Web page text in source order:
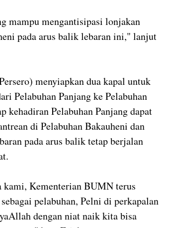
mampu mengantisipasi lonjakan
pada arus balik lebaran ini," lanjut
menyiapkan dua kapal untuk
Pelabuhan Panjang ke Pelabuhan
kehadiran Pelabuhan Panjang dapat
di Pelabuhan Bakauheni dan
pada arus balik tetap berjalan
kami, Kementerian BUMN terus
pelabuhan, Pelni di perkapalan
dengan niat naik kita bisa